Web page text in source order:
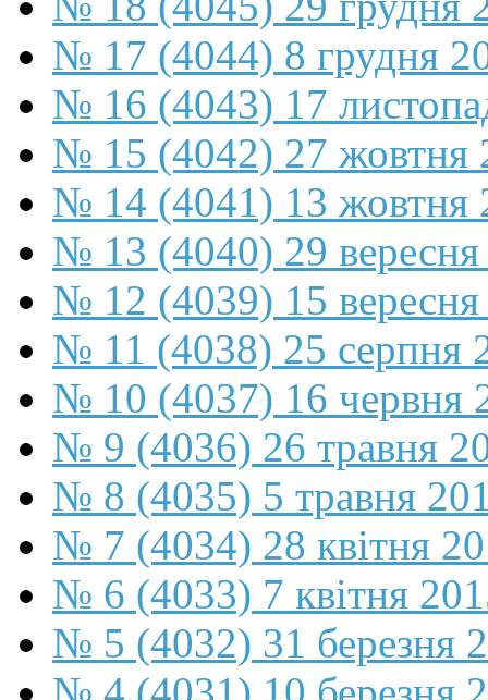
№ 17 (4044) 8 грудня
№ 16 (4043) 17
№ 15 (4042) 27 жовтня
№ 14 (4041) 13 жовтня
№ 13 (4040) 29
№ 12 (4039) 15
№ 11 (4038) 25 серпня
№ 10 (4037) 16 червня
№ 9 (4036) 26 травня
№ 8 (4035) 5 травня
№ 7 (4034) 28 квітня
№ 6 (4033) 7 квітня
№ 5 (4032) 31 березня